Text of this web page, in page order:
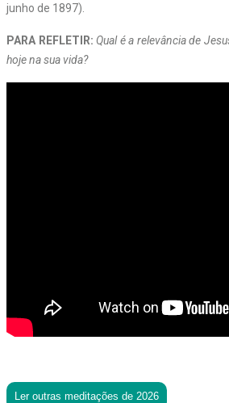
junho de 1897).
PARA REFLETIR: Qual é a relevância de
hoje na sua vida?
Ler outras meditações de 2026